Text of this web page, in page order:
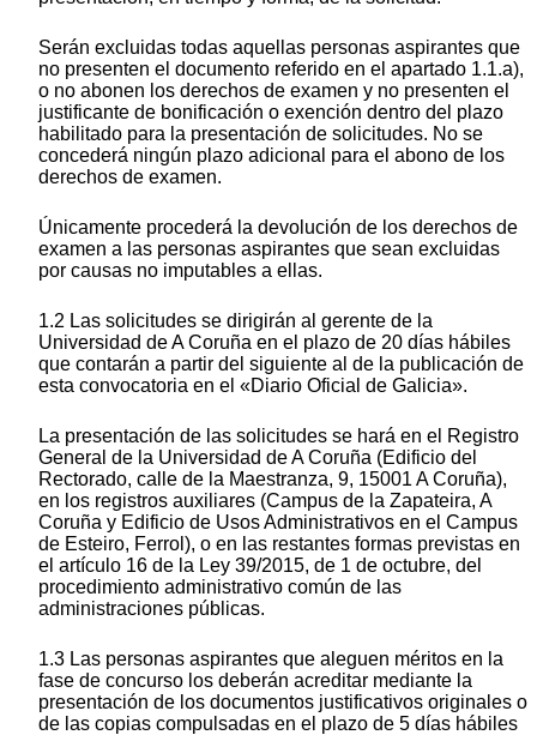
Serán excluidas todas aquellas personas aspirantes que
no presenten el documento referido en el apartado 1.1.a),
o no abonen los derechos de examen y no presenten el
justificante de bonificación o exención dentro del plazo
habilitado para la presentación de solicitudes. No se
concederá ningún plazo adicional para el abono de los
derechos de examen.
Únicamente procederá la devolución de los derechos de
examen a las personas aspirantes que sean excluidas
por causas no imputables a ellas.
1.2 Las solicitudes se dirigirán al gerente de la
Universidad de A Coruña en el plazo de 20 días hábiles
que contarán a partir del siguiente al de la publicación de
esta convocatoria en el «Diario Oficial de Galicia».
La presentación de las solicitudes se hará en el Registro
General de la Universidad de A Coruña (Edificio del
Rectorado, calle de la Maestranza, 9, 15001 A Coruña),
en los registros auxiliares (Campus de la Zapateira, A
Coruña y Edificio de Usos Administrativos en el Campus
de Esteiro, Ferrol), o en las restantes formas previstas en
el artículo 16 de la Ley 39/2015, de 1 de octubre, del
procedimiento administrativo común de las
administraciones públicas.
1.3 Las personas aspirantes que aleguen méritos en la
fase de concurso los deberán acreditar mediante la
presentación de los documentos justificativos originales o
de las copias compulsadas en el plazo de 5 días hábiles